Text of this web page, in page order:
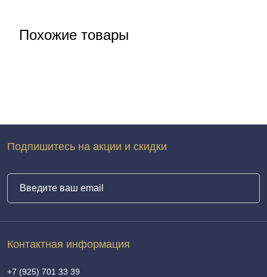
Похожие товары
Контактная информация
+7 (925) 701 33 39
Подпишитесь на акции и скидки